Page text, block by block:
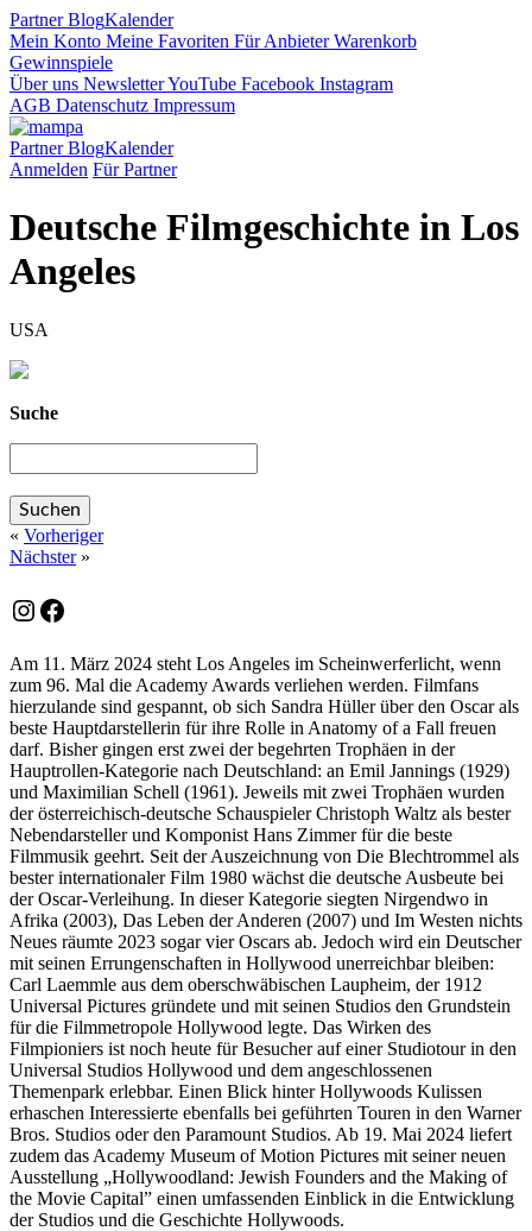
PartnerBlogKalender
Mein Konto Meine Favoriten Für AnbieterWarenkorb
Gewinnspiele
Über uns NewsletterYouTube Facebook Instagram
AGB Datenschutz Impressum
PartnerBlogKalender
Anmelden Für Partner
Deutsche Filmgeschichte in Los
Angeles
USA
Suche
« Vorheriger
Nächster»
Instagram
Facebook
Am 11. März 2024 steht Los Angeles im Scheinwerferlicht, wenn
zum 96. Mal die Academy Awards verliehen werden. Filmfans
hierzulande sind gespannt, ob sich Sandra Hüller über den Oscar als
beste Hauptdarstellerin für ihre Rolle in Anatomy of a Fall freuen
darf. Bisher gingen erst zwei der begehrten Trophäen in der
Hauptrollen-Kategorie nach Deutschland: an Emil Jannings (1929)
und Maximilian Schell (1961). Jeweils mit zwei Trophäen wurden
der österreichisch-deutsche Schauspieler Christoph Waltz als bester
Nebendarsteller und Komponist Hans Zimmer für die beste
Filmmusik geehrt. Seit der Auszeichnung von Die Blechtrommel als
bester internationaler Film 1980 wächst die deutsche Ausbeute bei
der Oscar-Verleihung. In dieser Kategorie siegten Nirgendwo in
Afrika (2003), Das Leben der Anderen (2007) und Im Westen nichts
Neues räumte 2023 sogar vier Oscars ab. Jedoch wird ein Deutscher
mit seinen Errungenschaften in Hollywood unerreichbar bleiben:
Carl Laemmle aus dem oberschwäbischen Laupheim, der 1912
Universal Pictures gründete und mit seinen Studios den Grundstein
für die Filmmetropole Hollywood legte. Das Wirken des
Filmpioniers ist noch heute für Besucher auf einer Studiotour in den
Universal Studios Hollywood und dem angeschlossenen
Themenpark erlebbar. Einen Blick hinter Hollywoods Kulissen
erhaschen Interessierte ebenfalls bei geführten Touren in den Warner
Bros. Studios oder den Paramount Studios. Ab 19. Mai 2024 liefert
zudem das Academy Museum of Motion Pictures mit seiner neuen
Ausstellung „Hollywoodland: Jewish Founders and the Making of
the Movie Capital” einen umfassenden Einblick in die Entwicklung
der Studios und die Geschichte Hollywoods.